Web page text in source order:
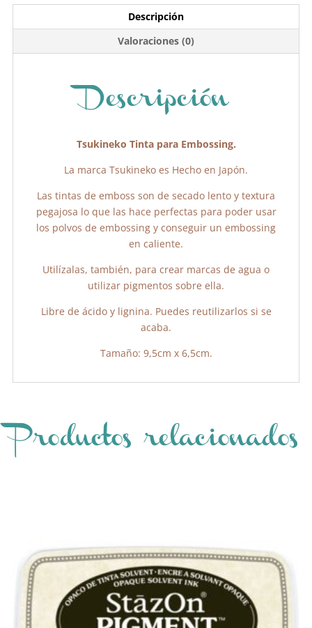
e
b
o
k
er
A
p
p
ar
tir
Descripción
Valoraciones (0)
Descripción
Tsukineko Tinta para Embossing.
La marca Tsukineko es Hecho en Japón.
Las tintas de emboss son de secado lento y textura
pegajosa lo que las hace perfectas para poder usar
los polvos de embossing y conseguir un embossing
en caliente.
Utilízalas, también, para crear marcas de agua o
utilizar pigmentos sobre ella.
Libre de ácido y lignina. Puedes reutilizarlos si se
acaba.
Tamaño: 9,5cm x 6,5cm.
Productos relacionados